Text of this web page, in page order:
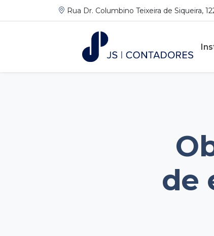
Rua Dr. Columbino Teixeira de Siqueira,
de